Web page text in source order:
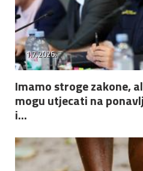
1.7.2026.
Imamo stroge zakone,
mogu utjecati na
i...